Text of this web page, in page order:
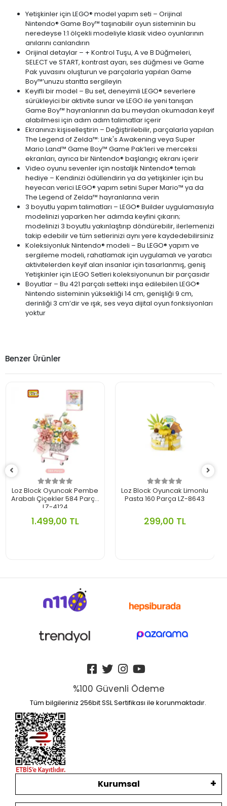
Yetişkinler için LEGO® model yapım seti – Orijinal
Nintendo® Game Boy™ taşınabilir oyun sisteminin bu
neredeyse 1:1 ölçekli modeliyle klasik video oyunlarının
anılarını canlandırın
Orijinal detaylar – + Kontrol Tuşu, A ve B Düğmeleri,
SELECT ve START, kontrast ayarı, ses düğmesi ve Game
Pak yuvasını oluşturun ve parçalarla yapılan Game
Boy™’unuzu stantta sergileyin
Keyifli bir model – Bu set, deneyimli LEGO® severlere
sürükleyici bir aktivite sunar ve LEGO ile yeni tanışan
Game Boy™ hayranlarının da bu meydan okumadan keyif
alabilmesi için adım adım talimatlar içerir
Ekranınızı kişiselleştirin – Değiştirilebilir, parçalarla yapılan
The Legend of Zelda™: Link's Awakening veya Super
Mario Land™ Game Boy™ Game Pak’leri ve merceksi
ekranları, ayrıca bir Nintendo® başlangıç ekranı içerir
Video oyunu sevenler için nostaljik Nintendo® temalı
hediye – Kendinizi ödüllendirin ya da yetişkinler için bu
heyecan verici LEGO® yapım setini Super Mario™ ya da
The Legend of Zelda™ hayranlarına verin
3 boyutlu yapım talimatları – LEGO® Builder uygulamasıyla
modelinizi yaparken her adımda keyfini çıkarın;
modelinizi 3 boyutlu yakınlaştırıp döndürebilir, ilerlemenizi
takip edebilir ve tüm setlerinizi aynı yere kaydedebilirsiniz
Koleksiyonluk Nintendo® modeli – Bu LEGO® yapım ve
sergileme modeli, rahatlamak için uygulamalı ve yaratıcı
aktivitelerden keyif alan insanlar için tasarlanmış, geniş
Yetişkinler için LEGO Setleri koleksiyonunun bir parçasıdır
Boyutlar – Bu 421 parçalı setteki inşa edilebilen LEGO®
Nintendo sisteminin yüksekliği 14 cm, genişliği 9 cm,
derinliği 3 cm’dir ve ışık, ses veya dijital oyun fonksiyonları
yoktur
Benzer Ürünler
Loz Block Oyuncak Pembe
Arabalı Çiçekler 584 Parça
LZ-4124
1.499,00 TL
Loz Block Oyuncak Limonlu
Pasta 160 Parça LZ-8643
299,00 TL
%100 Güvenli Ödeme
Tüm bilgileriniz 256bit SSL Sertifikası ile korunmaktadır.
Kurumsal